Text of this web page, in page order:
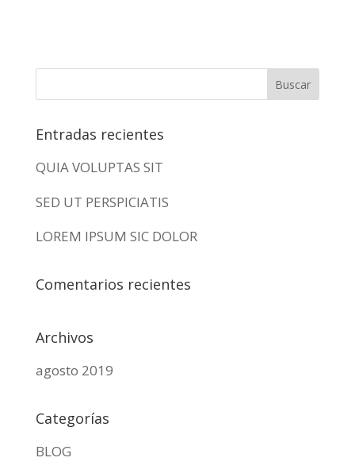
Entradas recientes
QUIA VOLUPTAS SIT
SED UT PERSPICIATIS
LOREM IPSUM SIC DOLOR
Comentarios recientes
Archivos
agosto 2019
Categorías
BLOG